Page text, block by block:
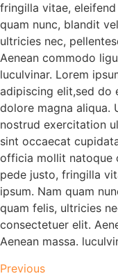
fringilla vitae,
quam nunc, blandit
ultricies nec,
Aenean commodo
luculvinar. Lorem
adipiscing elit,sed do
dolore magna aliqua.
nostrud exercitation
sint occaecat
officia mollit natoque
pede justo, fringilla
ipsum. Nam quam
quam felis, ultricies
consectetuer elit.
Aenean massa.
Previous